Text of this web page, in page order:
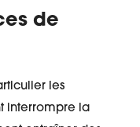
de
les
interrompre la